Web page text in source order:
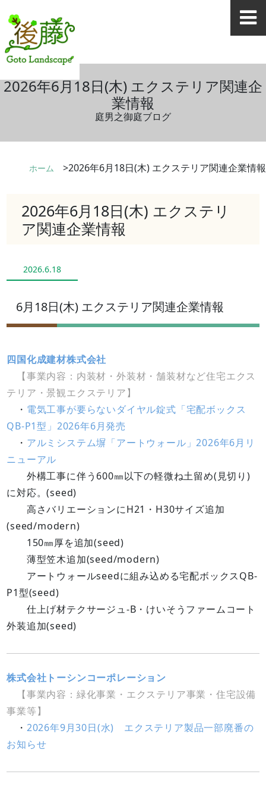
2026年6月18日(木) エクステリア関連企
業情報
庭男之御庭ブログ
ホーム 2026年6月18日(木) エクステリア関連企業情報
2026年6月18日(木) エクステリ
ア関連企業情報
2026.6.18
6月18日(木) エクステリア関連企業情報
四国化成建材株式会社
【事業内容：内装材・外装材・舗装材など住宅エクス
テリア・景観エクステリア】
・ 電気工事が要らないダイヤル錠式「宅配ボックス
QB-P1型」2026年6月発売
・ アルミシステム塀「アートウォール」2026年6月リ
ニューアル
外構工事に伴う600㎜以下の軽微ね土留め(見切り)
に対応。(seed)
高さバリエーションにH21・H30サイズ追加
(seed/modern)
150㎜厚を追加(seed)
薄型笠木追加(seed/modern)
アートウォールseedに組み込める宅配ボックスQB-
P1型(seed)
仕上げ材テクサージュ-B・けいそうファームコート
外装追加(seed)
株式会社トーシンコーポレーション
【事業内容：緑化事業・エクステリア事業・住宅設備
事業等】
・ 2026年9月30日(水) エクステリア製品一部廃番の
お知らせ